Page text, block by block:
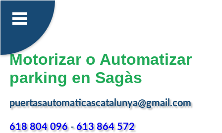
Motorizar o Automatizar
parking en Sagàs
puertasautomaticascatalunya@gmail.com
618 804 096-613 864 572